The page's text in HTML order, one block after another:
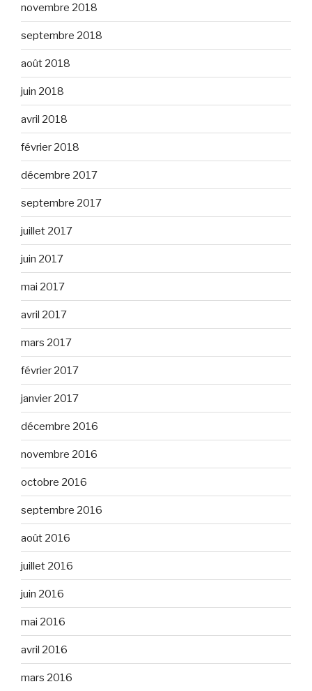
novembre 2018
septembre 2018
août 2018
juin 2018
avril 2018
février 2018
décembre 2017
septembre 2017
juillet 2017
juin 2017
mai 2017
avril 2017
mars 2017
février 2017
janvier 2017
décembre 2016
novembre 2016
octobre 2016
septembre 2016
août 2016
juillet 2016
juin 2016
mai 2016
avril 2016
mars 2016